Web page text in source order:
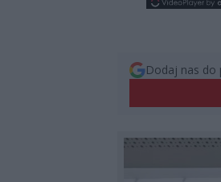
Dodaj nas do